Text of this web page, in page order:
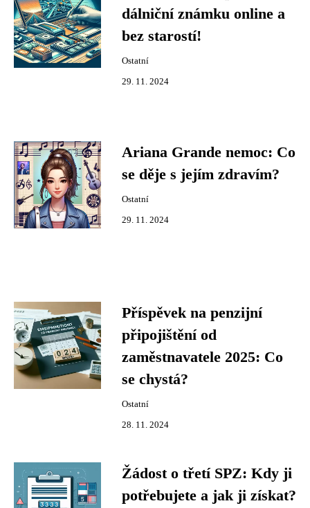
dálniční známku online a
bez starostí!
Ostatní
29. 11. 2024
Ariana Grande nemoc: Co
se děje s jejím zdravím?
Ostatní
29. 11. 2024
Příspěvek na penzijní
připojištění od
zaměstnavatele 2025: Co
se chystá?
Ostatní
28. 11. 2024
Žádost o třetí SPZ: Kdy ji
potřebujete a jak ji získat?